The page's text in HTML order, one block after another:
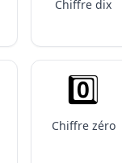
Chiffre dix
0️⃣
Chiffre zéro